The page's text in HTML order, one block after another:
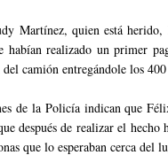
Martínez, quien está
habían realizado un primer
camión entregándole los
de la Policía indican que
después de realizar el
que lo esperaban cerca del